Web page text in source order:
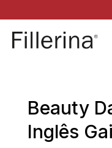
Beauty
Inglês